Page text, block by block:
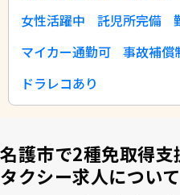
女性活躍中
託児所完備
マイカー通勤可
事故補償
ドラレコあり
名護市で2種免取得支
タクシー求人について